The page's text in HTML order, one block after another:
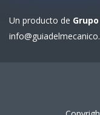
Un producto de